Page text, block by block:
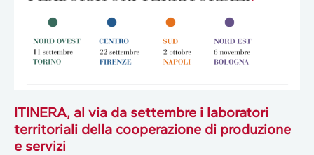
ITINERA, al via da settembre i laboratori
territoriali della cooperazione di produzione
e servizi